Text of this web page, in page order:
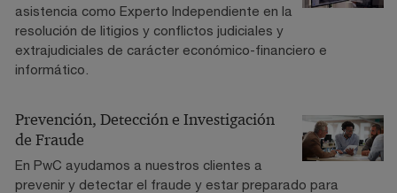
asistencia como Experto Independiente en la
resolución de litigios y conflictos judiciales y
extrajudiciales de carácter económico-financiero e
informático.
Prevención, Detección e Investigación
de Fraude
En PwC ayudamos a nuestros clientes a
prevenir y detectar el fraude y estar preparado para